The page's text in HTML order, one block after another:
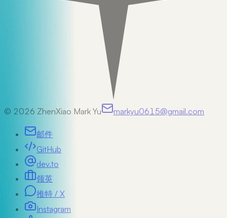
© 2026 ZhenXiao Mark Yu markyu0615@gmail.com
邮件
GitHub
dev.to
领英
推特 / X
Instagram